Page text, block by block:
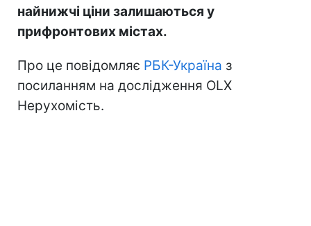
найнижчі ціни залишаються у
прифронтових містах.
Про це повідомляє РБК-Україна з
посиланням на дослідження OLX
Нерухомість.